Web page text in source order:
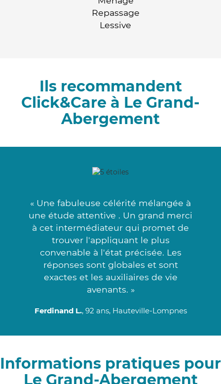
Repassage
Lessive
Ils recommandent
Click&Care à Le Grand-
Abergement
« Une fabuleuse célérité mélangée à
une étude attentive . Un grand merci
à cet intermédiateur qui promet de
trouver l'appliquant le plus
convenable à l'état précisée. Les
réponses sont globales et sont
exactes et les auxiliaires de vie
avenants. »
Ferdinand L., 92 ans, Hauteville-Lompnes
Informations pratiques pour
Le Grand-Abergement